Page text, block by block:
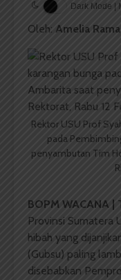
Dark Mode |
Oleh: Amelia
Rektor USU Prof
pada
penyambutan Tim
BOPM WACANA |
Provinsi Sumatera
hibah yang
(Gubsu) paling
disebabkan